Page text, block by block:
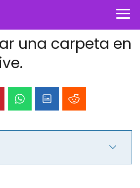
una carpeta en